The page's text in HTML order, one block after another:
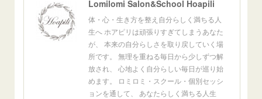
Lomilomi Salon&School Hoapili
体・心・生き方を整え自分らしく満ちる人
生へ ホアピリは頑張りすぎてしまうあなた
が、 本来の自分らしさを取り戻していく場
所です。 無理を重ねる毎日から少しずつ解
放され、 心地よく自分らしい毎日が巡り始
めます。 ロミロミ・スクール・個別セッシ
ョンを通して、 あなたらしく満ちる人生